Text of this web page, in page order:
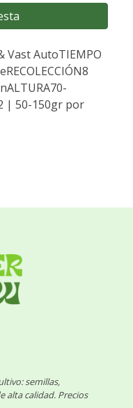
Vast AutoTIEMPO
| 50-150gr por
semillas,
alta calidad. Precios